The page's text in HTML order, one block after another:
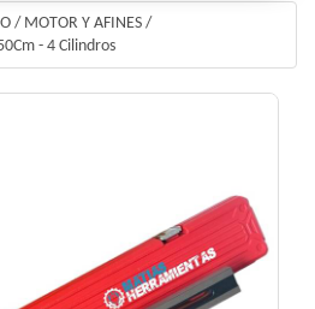
/ MOTOR Y AFINES /
- 4 Cilindros